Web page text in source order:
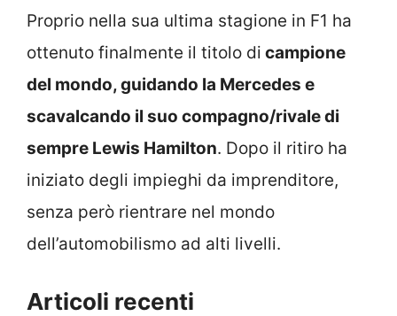
Proprio nella sua ultima stagione in F1 ha
ottenuto finalmente il titolo di campione
del mondo, guidando la Mercedes e
scavalcando il suo compagno/rivale di
sempre Lewis Hamilton. Dopo il ritiro ha
iniziato degli impieghi da imprenditore,
senza però rientrare nel mondo
dell’automobilismo ad alti livelli.
Articoli recenti